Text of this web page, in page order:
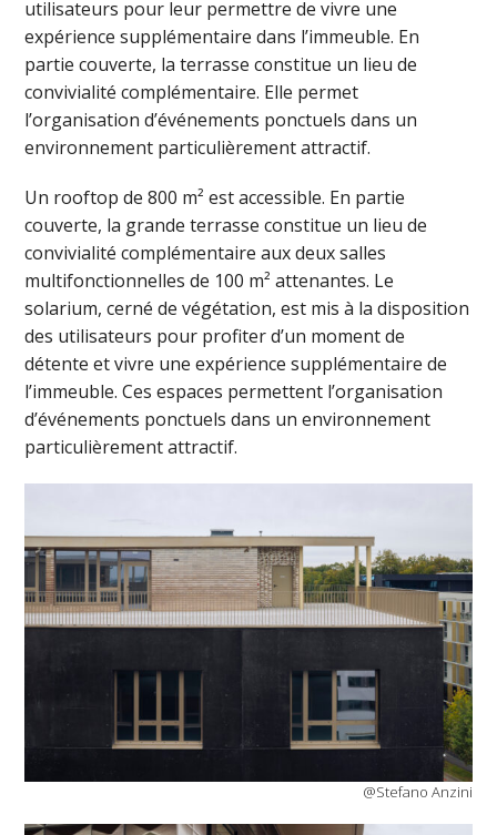
utilisateurs pour leur permettre de vivre une
expérience supplémentaire dans l’immeuble. En
partie couverte, la terrasse constitue un lieu de
convivialité complémentaire. Elle permet
l’organisation d’événements ponctuels dans un
environnement particulièrement attractif.
Un rooftop de 800 m² est accessible. En partie
couverte, la grande terrasse constitue un lieu de
convivialité complémentaire aux deux salles
multifonctionnelles de 100 m² attenantes. Le
solarium, cerné de végétation, est mis à la disposition
des utilisateurs pour profiter d’un moment de
détente et vivre une expérience supplémentaire de
l’immeuble. Ces espaces permettent l’organisation
d’événements ponctuels dans un environnement
particulièrement attractif.
@Stefano Anzini